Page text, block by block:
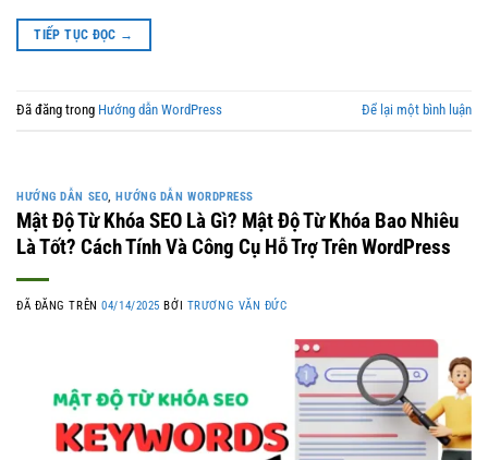
TIẾP TỤC ĐỌC →
Đã đăng trong Hướng dẫn WordPress Để lại một bình luận
HƯỚNG DẪN SEO ,HƯỚNG DẪN WORDPRESS
Mật Độ Từ Khóa SEO Là Gì? Mật Độ Từ Khóa Bao Nhiêu
Là Tốt? Cách Tính Và Công Cụ Hỗ Trợ Trên WordPress
ĐÃ ĐĂNG TRÊN04/14/2025 BỞI TRƯƠNG VĂN ĐỨC